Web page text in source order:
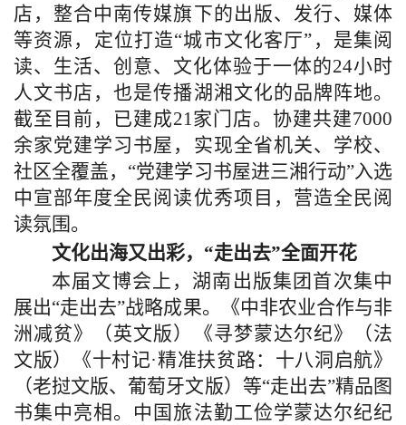
店，整合中南传媒旗下的出版、发行、媒体
等资源，定位打造“城市文化客厅”，是集阅
读、生活、创意、文化体验于一体的24小时
人文书店，也是传播湖湘文化的品牌阵地。
截至目前，已建成21家门店。协建共建7000
余家党建学习书屋，实现全省机关、学校、
社区全覆盖，“党建学习书屋进三湘行动”入选
中宣部年度全民阅读优秀项目，营造全民阅
读氛围。
文化出海又出彩，“走出去”全面开花
本届文博会上，湖南出版集团首次集中
展出“走出去”战略成果。《中非农业合作与非
洲减贫》（英文版）《寻梦蒙达尔纪》（法
文版）《十村记·精准扶贫路：十八洞启航》
（老挝文版、葡萄牙文版）等“走出去”精品图
书集中亮相。中国旅法勤工俭学蒙达尔纪纪